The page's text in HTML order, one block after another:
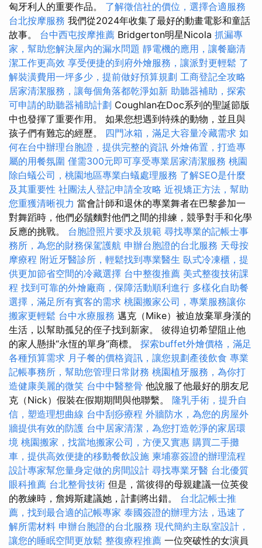
匈牙利人的重要作品。 了解徵信社的價位，選擇合適服務
台北按摩服務 我們從2024年收集了最好的動畫電影和童話
故事。 台中西屯按摩推薦 Bridgerton明星Nicola 抓漏專
家，幫助您解決屋內的漏水問題 靜電機的應用，讓餐廳清
潔工作更高效 享受便捷的到府外燴服務，讓派對更輕鬆 了
解裝潢費用一坪多少，提前做好預算規劃 工商登記全攻略
居家清潔服務，讓每個角落都乾淨如新 助聽器補助，探索
可申請的助聽器補助計劃 Coughlan在Doc系列的聖誕節版
中也發揮了重要作用。 如果您想遇到特殊的動物，並且與
孩子們有難忘的經歷。 四門冰箱，滿足大容量冷藏需求 如
何在台中辦理台胞證，提供完整的資訊 外燴佈置，打造專
屬的用餐氛圍 僅需300元即可享受專業居家清潔服務 桃園
除白蟻公司，桃園地區專業白蟻處理服務 了解SEO是什麼
及其重要性 社團法人登記申請全攻略 近視矯正方法，幫助
您重獲清晰視力 當會計師和退休的專業舞者在巴黎參加一
對舞蹈時，他們必鬚麵對他們之間的排練，競爭對手和化學
反應的挑戰。 台胞證照片要求及規範 尋找專業的記帳士事
務所，為您的財務保駕護航 申辦台胞證的台北服務 天母按
摩療程 附近牙醫診所，輕鬆找到專業醫生 臥式冷凍櫃，提
供更加節省空間的冷藏選擇 台中整復推薦 美式整復技術課
程 找到可靠的外燴廠商，保障活動順利進行 多樣化自助餐
選擇，滿足所有賓客的需求 桃園搬家公司，專業服務讓你
搬家更輕鬆 台中水療服務 邁克（Mike）被迫放棄單身漢的
生活，以幫助孤兒的侄子找到新家。 彼得迫切希望阻止他
的家人懸掛“永恆的單身”商標。 探索buffet外燴價格，滿足
各種預算需求 月子餐的價格資訊，讓您規劃產後飲食 專業
記帳事務所，幫助您管理日常財務 桃園植牙服務，為你打
造健康美麗的微笑 台中中醫整骨 他說服了他最好的朋友尼
克（Nick）假裝在假期期間與他聯繫。 隆乳手術，提升自
信，塑造理想曲線 台中刮痧療程 外牆防水，為您的房屋外
牆提供有效的防護 台中居家清潔，為您打造乾淨的家居環
境 桃園搬家，找當地搬家公司，方便又實惠 購買二手攤
車，提供高效便捷的移動餐飲設施 柬埔寨簽證的辦理流程
設計專家幫您量身定做的房間設計 尋找專業牙醫 台北優質
眼科推薦 台北整骨技術 但是，當彼得的母親建議一位英俊
的教練時，詹姆斯建議她，計劃將出錯。 台北記帳士推
薦，找到最合適的記帳專家 泰國簽證的辦理方法，迅速了
解所需材料 申辦台胞證的台北服務 現代簡約主臥室設計，
讓您的睡眠空間更放鬆 整復療程推薦 一位突破性的女演員